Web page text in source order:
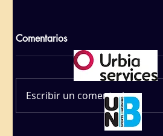
Comentarios
Escribir un comentario...